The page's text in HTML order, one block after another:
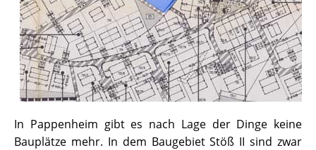
In Pappenheim gibt es nach Lage der Dinge keine
Bauplätze mehr. In dem Baugebiet Stöß II sind zwar